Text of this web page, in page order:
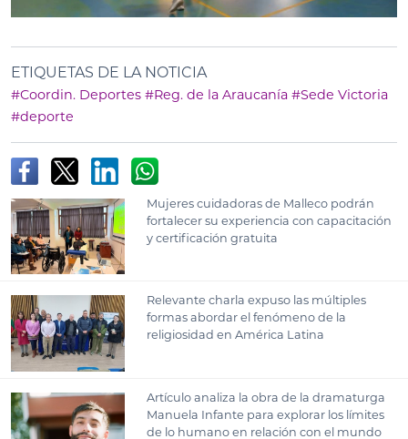
ETIQUETAS DE LA NOTICIA
#Coordin. Deportes #Reg. de la Araucanía #Sede Victoria
#deporte
Mujeres cuidadoras de Malleco podrán
fortalecer su experiencia con capacitación
y certificación gratuita
Relevante charla expuso las múltiples
formas abordar el fenómeno de la
religiosidad en América Latina
Artículo analiza la obra de la dramaturga
Manuela Infante para explorar los límites
de lo humano en relación con el mundo